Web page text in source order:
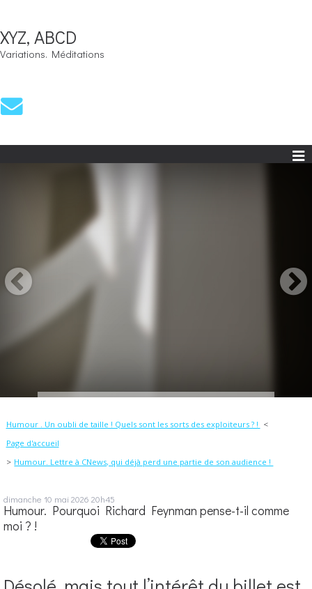
XYZ, ABCD
Variations. Méditations
Humour . Un oubli de taille ! Quels sont les sorts des exploiteurs ? !
Page d'accueil
Humour. Lettre à CNews, qui déjà perd une partie de son audience !
dimanche 10 mai 2026 20h45
Humour. Pourquoi Richard Feynman pense-t-il comme
moi ? !